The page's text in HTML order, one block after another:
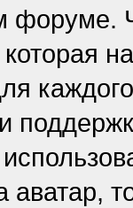
форуме.
аватар,